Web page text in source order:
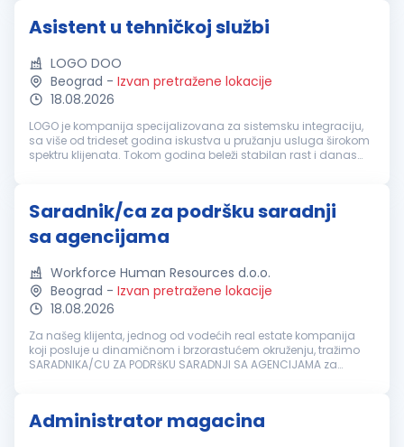
Asistent u tehničkoj službi
LOGO DOO
Beograd - Izvan pretražene lokacije
18.08.2026
LOGO je kompanija specijalizovana za sistemsku integraciju,
sa više od trideset godina iskustva u pružanju usluga širokom
spektru klijenata. Tokom godina beleži stabilan rast i danas
Saradnik/ca za podršku saradnji
sa agencijama
Workforce Human Resources d.o.o.
Beograd - Izvan pretražene lokacije
18.08.2026
Za našeg klijenta, jednog od vodećih real estate kompanija
koji posluje u dinamičnom i brzorastućem okruženju, tražimo
SARADNIKA/CU ZA PODRšKU SARADNJI SA AGENCIJAMA za
Administrator magacina